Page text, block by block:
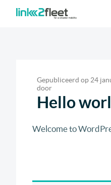
Gepubliceerd op 24
door
Hello
Welcome to